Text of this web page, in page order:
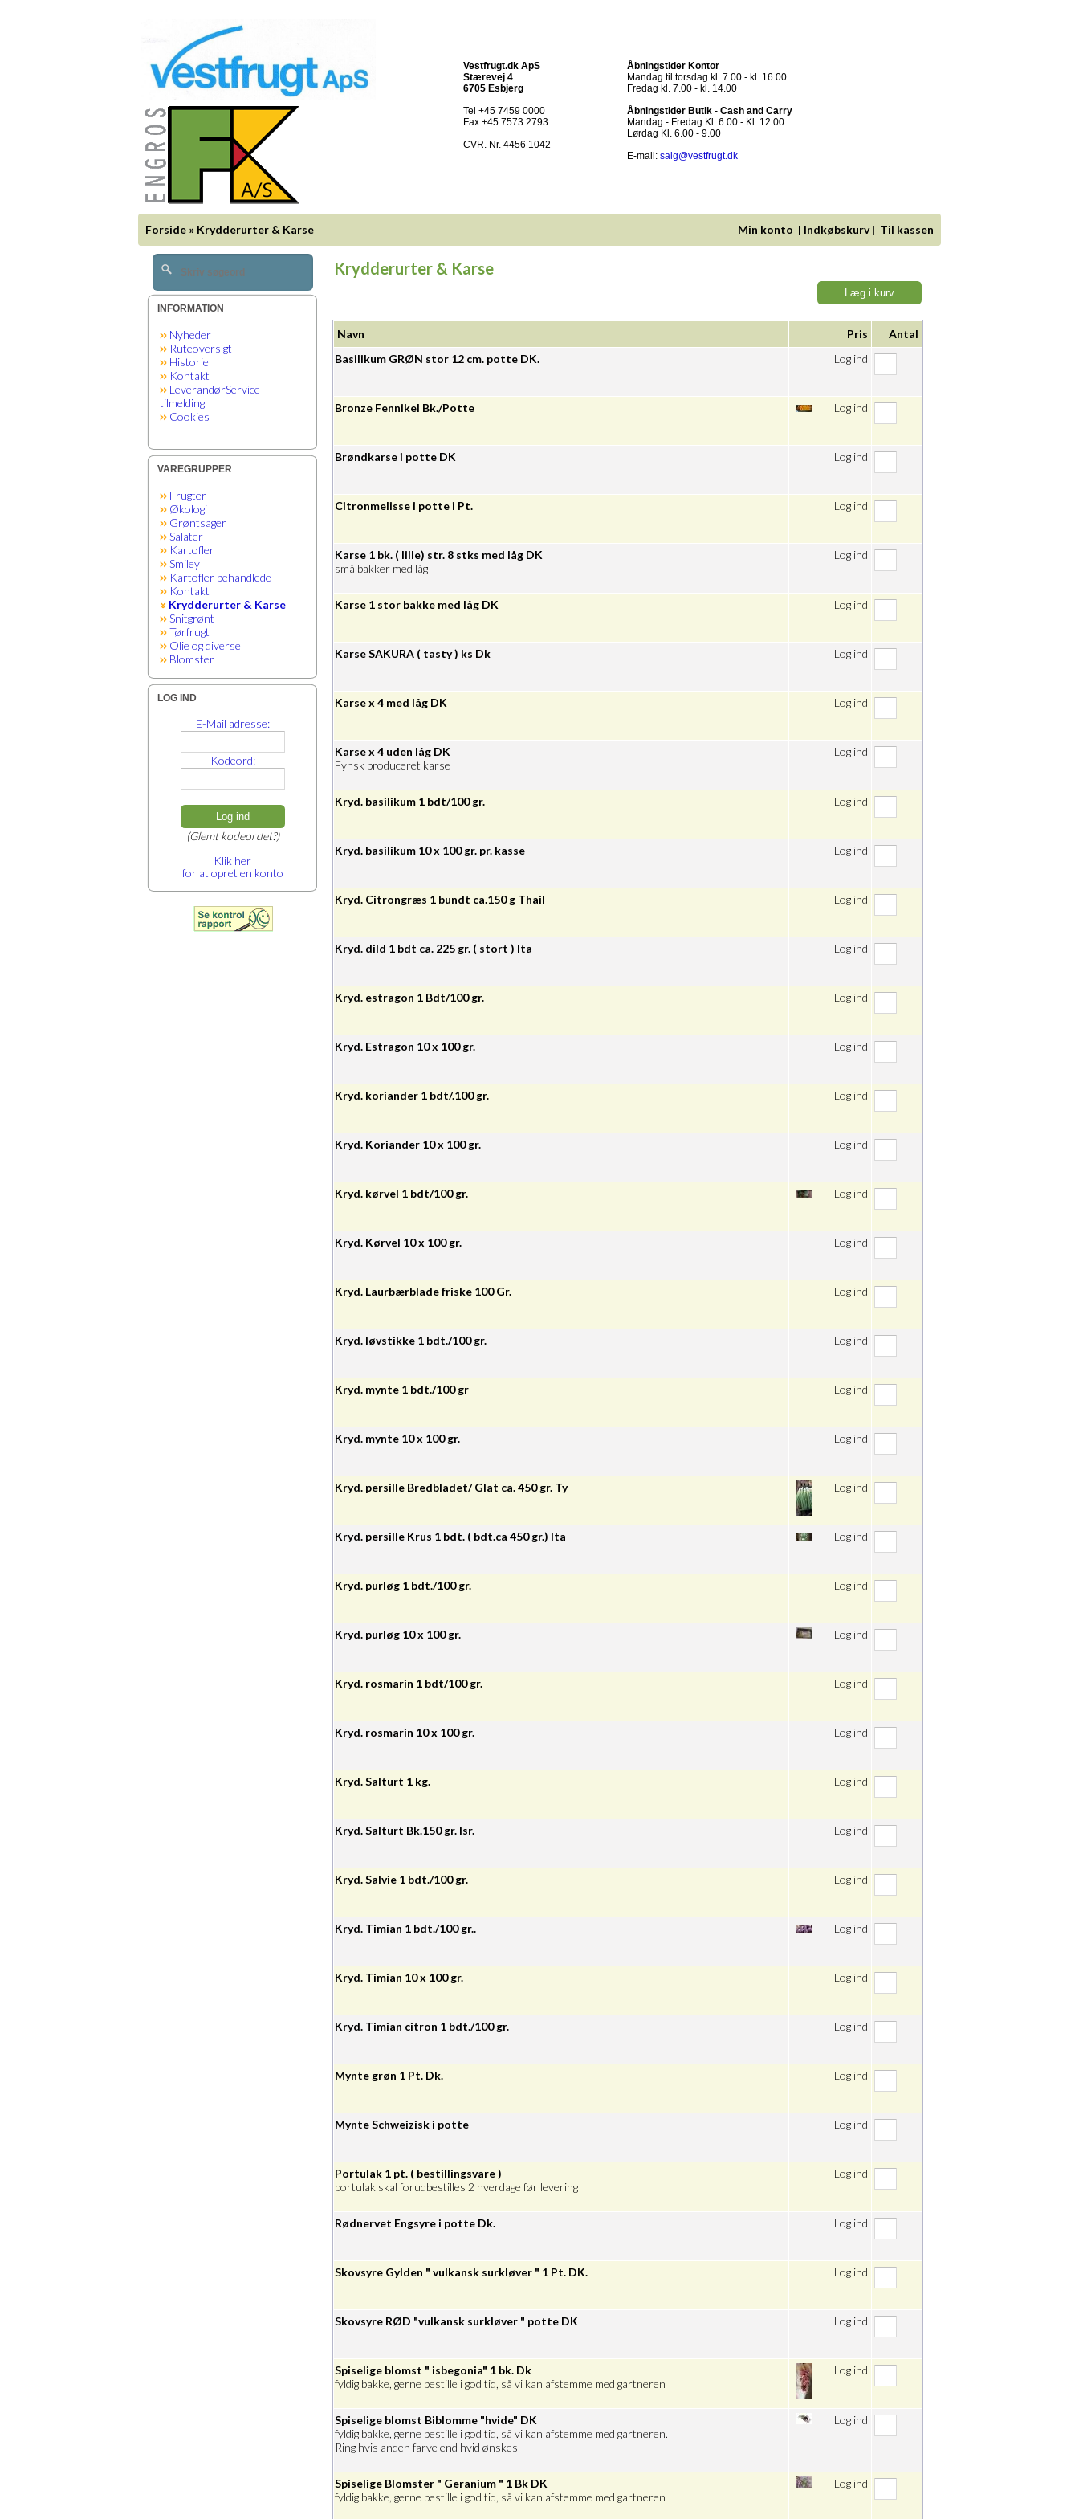
Vestfrugt.dk ApS
Stærevej 4
6705 Esbjerg
Tel +45 7459 0000
Fax +45 7573 2793
CVR. Nr. 4456 1042
Åbningstider Kontor
Mandag til torsdag kl. 7.00 - kl. 16.00
Fredag kl. 7.00 - kl. 14.00
Åbningstider Butik - Cash and Carry
Mandag - Fredag Kl. 6.00 - Kl. 12.00
Lørdag Kl. 6.00 - 9.00
E-mail: salg@vestfrugt.dk
Forside » Krydderurter & Karse Min konto | Indkøbskurv| Til kassen
INFORMATION
Nyheder
Ruteoversigt
Historie
Kontakt
LeverandørService
tilmelding
Cookies
VAREGRUPPER
Frugter
Økologi
Grøntsager
Salater
Kartofler
Smiley
Kartofler behandlede
Kontakt
Krydderurter & Karse
Snitgrønt
Tørfrugt
Olie og diverse
Blomster
LOG IND
E-Mail adresse:
Kodeord:
Log ind
(Glemt kodeordet?)
Klik her
for at opret en konto
Krydderurter & Karse
Læg i kurv
Navn Pris
Antal
Basilikum GRØN stor 12 cm. potte DK.
Log ind
Bronze Fennikel Bk./Potte Log ind
Brøndkarse i potte DK Log ind
Citronmelisse i potte i Pt. Log ind
Karse 1 bk. ( lille) str. 8 stks med låg DK
små bakker med låg
Log ind
Karse 1 stor bakke med låg DK Log ind
Karse SAKURA ( tasty ) ks Dk Log ind
Karse x 4 med låg DK Log ind
Karse x 4 uden låg DK
Fynsk produceret karse
Log ind
Kryd. basilikum 1 bdt/100 gr. Log ind
Kryd. basilikum 10 x 100 gr. pr. kasse Log ind
Kryd. Citrongræs 1 bundt ca.150 g Thail Log ind
Kryd. dild 1 bdt ca. 225 gr. ( stort ) Ita Log ind
Kryd. estragon 1 Bdt/100 gr. Log ind
Kryd. Estragon 10 x 100 gr. Log ind
Kryd. koriander 1 bdt/.100 gr. Log ind
Kryd. Koriander 10 x 100 gr. Log ind
Kryd. kørvel 1 bdt/100 gr. Log ind
Kryd. Kørvel 10 x 100 gr. Log ind
Kryd. Laurbærblade friske 100 Gr. Log ind
Kryd. løvstikke 1 bdt./100 gr. Log ind
Kryd. mynte 1 bdt./100 gr Log ind
Kryd. mynte 10 x 100 gr. Log ind
Kryd. persille Bredbladet/ Glat ca. 450 gr. Ty Log ind
Kryd. persille Krus 1 bdt. ( bdt.ca 450 gr.) Ita Log ind
Kryd. purløg 1 bdt./100 gr. Log ind
Kryd. purløg 10 x 100 gr. Log ind
Kryd. rosmarin 1 bdt/100 gr. Log ind
Kryd. rosmarin 10 x 100 gr. Log ind
Kryd. Salturt 1 kg. Log ind
Kryd. Salturt Bk.150 gr. Isr. Log ind
Kryd. Salvie 1 bdt./100 gr. Log ind
Kryd. Timian 1 bdt./100 gr.. Log ind
Kryd. Timian 10 x 100 gr. Log ind
Kryd. Timian citron 1 bdt./100 gr. Log ind
Mynte grøn 1 Pt. Dk. Log ind
Mynte Schweizisk i potte Log ind
Portulak 1 pt. ( bestillingsvare )
portulak skal forudbestilles 2 hverdage før levering
Log ind
Rødnervet Engsyre i potte Dk. Log ind
Skovsyre Gylden " vulkansk surkløver " 1 Pt. DK. Log ind
Skovsyre RØD "vulkansk surkløver " potte DK Log ind
Spiselige blomst " isbegonia" 1 bk. Dk
fyldig bakke, gerne bestille i god tid, så vi kan afstemme med gartneren
Log ind
Spiselige blomst Biblomme "hvide" DK
fyldig bakke, gerne bestille i god tid, så vi kan afstemme med gartneren.
Ring hvis anden farve end hvid ønskes
Log ind
Spiselige Blomster " Geranium " 1 Bk DK
fyldig bakke, gerne bestille i god tid, så vi kan afstemme med gartneren
Log ind